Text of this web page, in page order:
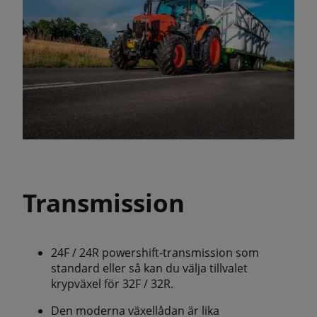
Transmission
24F / 24R powershift-transmission som
standard eller så kan du välja tillvalet
krypväxel för 32F / 32R.
Den moderna växellådan är lika